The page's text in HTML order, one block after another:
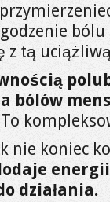
z tą
bólów
To
nie koniec
działania.